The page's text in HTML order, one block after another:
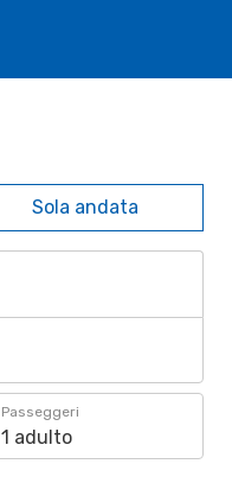
Sola andata
Passeggeri
1 adulto